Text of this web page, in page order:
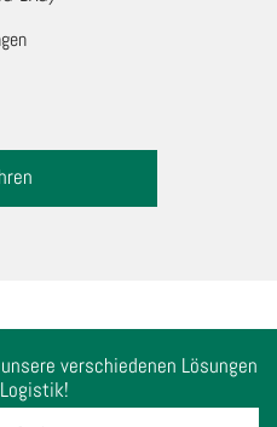
verschiedenen Lösungen